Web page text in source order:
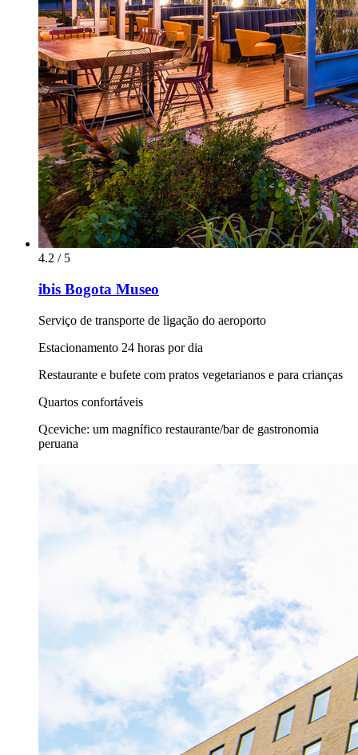
4.2 / 5
ibis Bogota Museo
Serviço de transporte de ligação do aeroporto
Estacionamento 24 horas por dia
Restaurante e bufete com pratos vegetarianos e para crianças
Quartos confortáveis
Qceviche: um magnífico restaurante/bar de gastronomia
peruana